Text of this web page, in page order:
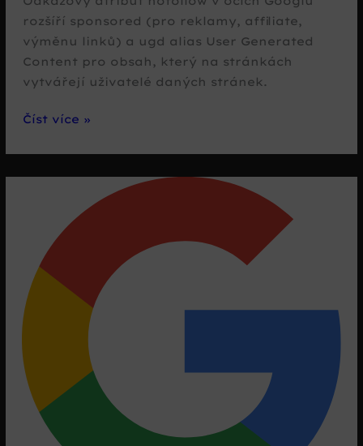
rozšíří sponsored (pro reklamy, affiliate,
výměnu linků) a ugd alias User Generated
Content pro obsah, který na stránkách
vytvářejí uživatelé daných stránek.
NOFOLLOW
SPONSORED
a
Číst více »